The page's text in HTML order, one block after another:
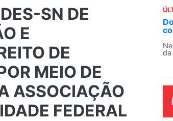
SN DE
E
DE
MEIO DE
ASSOCIAÇÃO
FEDERAL
paralisam novamente as atividades
as políticas de Milei na Argentina
segunda-feira (3), sindicatos de docentes
superior e básica da Argentina...